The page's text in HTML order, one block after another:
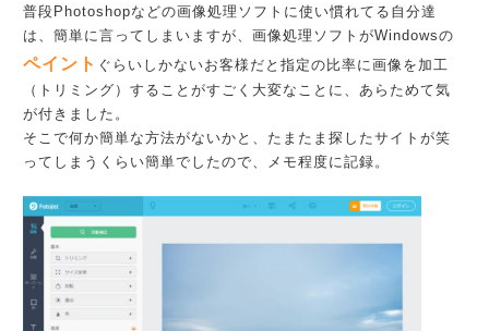
普段Photoshopなどの画像処理ソフトに使い慣れてる自分達
は、簡単に言ってしまいますが、画像処理ソフトがWindowsの
ペイント ぐらいしかないお客様だと指定の比率に画像を加工
（トリミング）することがすごく大変なことに、あらためて気
が付きました。
そこで何か簡単な方法がないかと、たまたま探したサイトが笑
ってしまうくらい簡単でしたので、メモ程度に記録。